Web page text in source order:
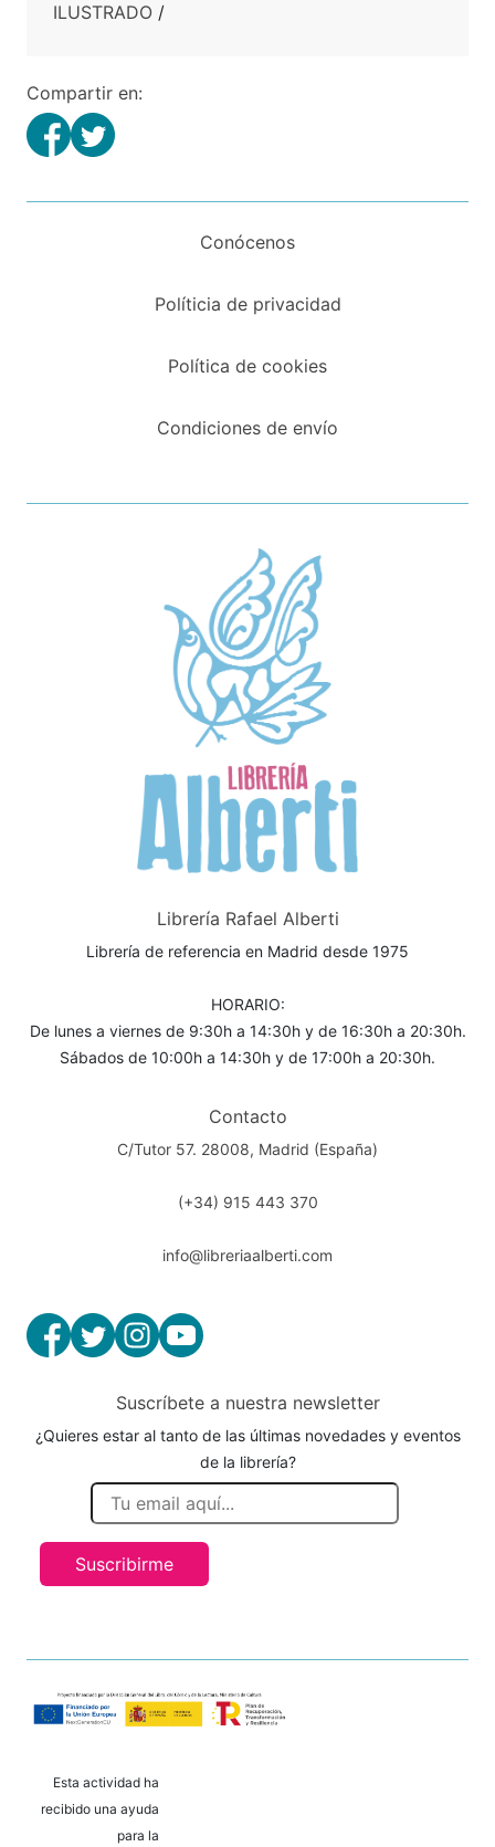
ILUSTRADO /
Compartir en:
Conócenos
Políticia de privacidad
Política de cookies
Condiciones de envío
Librería Rafael Alberti
Librería de referencia en Madrid desde 1975
HORARIO:
De lunes a viernes de 9:30h a 14:30h y de 16:30h a 20:30h.
Sábados de 10:00h a 14:30h y de 17:00h a 20:30h.
Contacto
C/Tutor 57. 28008, Madrid (España)
(+34) 915 443 370
info@libreriaalberti.com
Suscríbete a nuestra newsletter
¿Quieres estar al tanto de las últimas novedades y eventos
de la librería?
Suscribirme
Esta actividad ha
recibido una ayuda
para la